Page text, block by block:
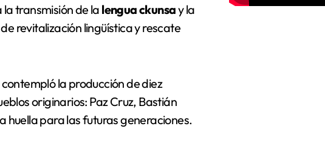
transmisión de la lengua ckunsay la
revitalización lingüística y rescate
contempló la producción de diez
originarios: Paz Cruz, Bastián
huella para las futuras generaciones.